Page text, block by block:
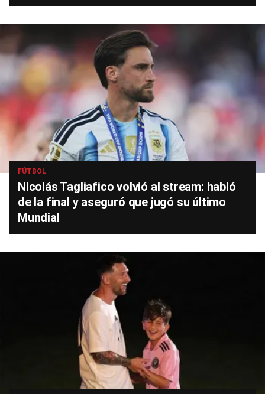
FÚTBOL
Nicolás Tagliafico volvió al stream: habló
de la final y aseguró que jugó su último
Mundial